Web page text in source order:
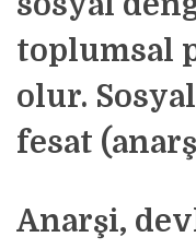
toplumsal
olur.
fesat
Anarşi,